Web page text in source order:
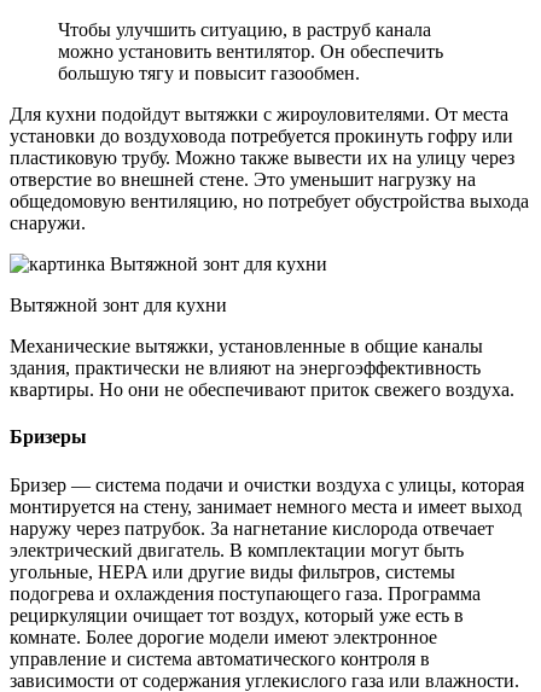
Чтобы улучшить ситуацию, в раструб канала
можно установить вентилятор. Он обеспечить
большую тягу и повысит газообмен.
Для кухни подойдут вытяжки с жироуловителями. От места
установки до воздуховода потребуется прокинуть гофру или
пластиковую трубу. Можно также вывести их на улицу через
отверстие во внешней стене. Это уменьшит нагрузку на
общедомовую вентиляцию, но потребует обустройства выхода
снаружи.
Вытяжной зонт для кухни
Механические вытяжки, установленные в общие каналы
здания, практически не влияют на энергоэффективность
квартиры. Но они не обеспечивают приток свежего воздуха.
Бризеры
Бризер — система подачи и очистки воздуха с улицы, которая
монтируется на стену, занимает немного места и имеет выход
наружу через патрубок. За нагнетание кислорода отвечает
электрический двигатель. В комплектации могут быть
угольные, HEPA или другие виды фильтров, системы
подогрева и охлаждения поступающего газа. Программа
рециркуляции очищает тот воздух, который уже есть в
комнате. Более дорогие модели имеют электронное
управление и система автоматического контроля в
зависимости от содержания углекислого газа или влажности.